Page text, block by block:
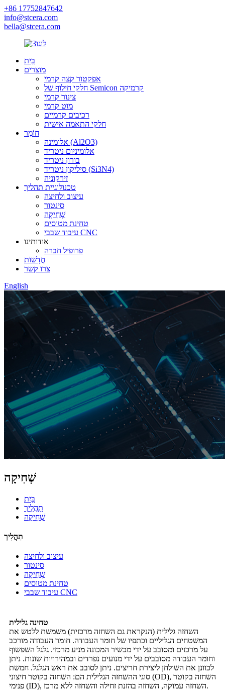
+86 17752847642
info@stcera.com
bella@stcera.com
בַּיִת
מוצרים
אפקטור קצה קרמי
חלקי חילוף של Semicon קרמיקה
צינור קרמי
מוט קרמי
רכיבים קרמיים
חלקי התאמה אישית
חוֹמֶר
אלומינה (Al2O3)
אלומיניום ניטריד
בורון ניטריד
סיליקון ניטריד (Si3N4)
זירקוניה
טכנולוגיית תהליך
עיצוב ולחיצה
סינטור
שְׁחִיקָה
טחינת מטוסים
עיבוד שבבי CNC
אודותינו
פרופיל חברה
חֲדָשׁוֹת
צרו קשר
English
שְׁחִיקָה
בַּיִת
תַהֲלִיך
שְׁחִיקָה
תַהֲלִיך
עיצוב ולחיצה
סינטור
שְׁחִיקָה
טחינת מטוסים
עיבוד שבבי CNC
טחינה גלילית
השחזה גלילית (הנקראת גם השחזה מרכזית) משמשת ללטש את
המשטחים הגליליים וכתפיו של חומר העבודה. חומר העבודה מורכב
על מרכזים ומסובב על ידי מכשיר המכונה מניע מרכזי. גלגל השפשוף
וחומר העבודה מסובבים על ידי מנועים נפרדים ובמהירויות שונות. ניתן
לכוונן את השולחן ליצירת חריצים. ניתן לסובב את ראש הגלגל. חמשת
סוגי ההשחזה הגלילית הם: השחזה בקוטר חיצוני (OD), השחזה בקוטר
פנימי (ID), השחזה עמוקה, השחזה בהזנת זחילה והשחזה ללא מרכז.